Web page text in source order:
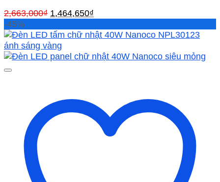
2,663,000₫ Giá
là:
2,663,000₫.
1,464,650₫
tại
1,464,650₫.
-45%